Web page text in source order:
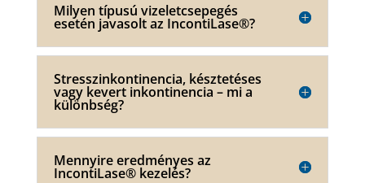
Milyen típusú vizeletcsepegés
esetén javasolt az IncontiLase®?
Stresszinkontinencia, késztetéses
vagy kevert inkontinencia – mi a
különbség?
Mennyire eredményes az
IncontiLase® kezelés?